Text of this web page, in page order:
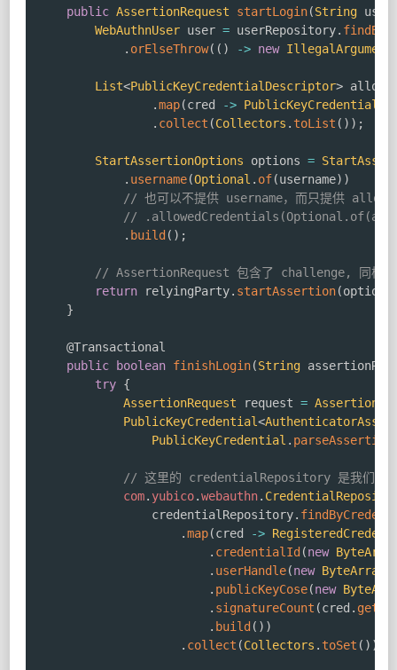
public AssertionRequest startLogin(String
WebAuthnUser user = userRepository.
. orElseThrow( ( ) -> new
List<PublicKeyCredentialDescriptor>
.map(cred ->
. collect (Collectors . toList ( ) ) ;
StartAssertionOptions options =
. username(Optional . of(username) )
// 也可以不提供 username，而只提供
//
. build ( ) ;
// AssertionRequest 包含了 challenge, 同样直
return relyingParty. startAssertion(options
}
@Transactional
public
boolean finishLogin(String
try {
AssertionRequest request =
PublicKeyCredential<
PublicKeyCredential .
// 这里的 credentialRepository 是我们自
com. yubico.webauthn.
                credentialRepository
.
.map(cred ->
. credentialId (new
. userHandle(new ByteArray
. publicKeyCose(new
. signatureCount (cred .
. build ( ) )
. collect (Collectors . toSet ( ) )